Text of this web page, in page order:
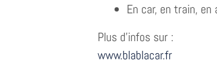
En car, en train,
Plus d'infos sur :
www.blablacar.fr